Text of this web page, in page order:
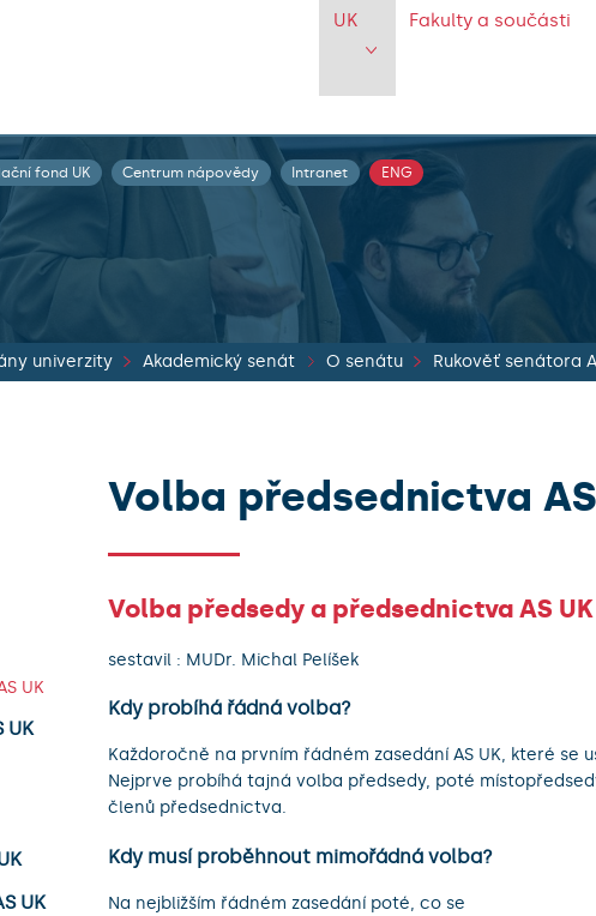
UK Fakulty a součásti
fond UK Centrum nápovědy Intranet ENG
univerzity Akademický senát O senátu Rukověť senátora
UK
UK
UK
Volba předsednictva
Volba předsedy a předsednictva AS
sestavil : MUDr. Michal Pelíšek
Kdy probíhá řádná volba?
Každoročně na prvním řádném zasedání AS UK, které se
Nejprve probíhá tajná volba předsedy, poté
členů předsednictva.
Kdy musí proběhnout mimořádná volba?
Na nejbližším řádném zasedání poté, co se